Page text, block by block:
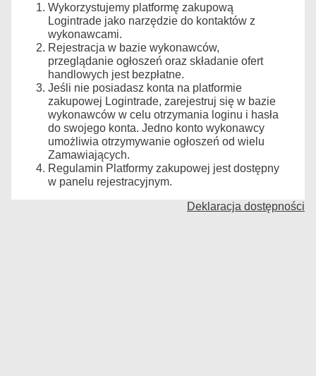
Wykorzystujemy platformę zakupową
Logintrade jako narzędzie do kontaktów z
wykonawcami.
Rejestracja w bazie wykonawców,
przeglądanie ogłoszeń oraz składanie ofert
handlowych jest bezpłatne.
Jeśli nie posiadasz konta na platformie
zakupowej Logintrade, zarejestruj się w bazie
wykonawców w celu otrzymania loginu i hasła
do swojego konta. Jedno konto wykonawcy
umożliwia otrzymywanie ogłoszeń od wielu
Zamawiających.
Regulamin Platformy zakupowej jest dostępny
w panelu rejestracyjnym.
Deklaracja dostępności